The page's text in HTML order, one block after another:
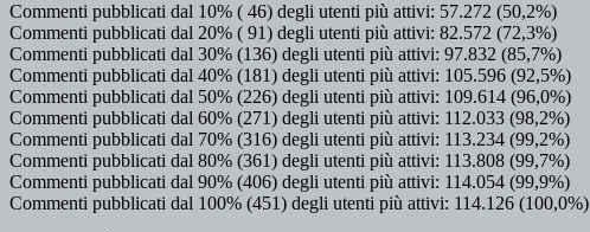
Commenti pubblicati dal 10% ( 46) degli utenti più attivi: 57.272 (50,2%)
Commenti pubblicati dal 20% ( 91) degli utenti più attivi: 82.572 (72,3%)
Commenti pubblicati dal 30% (136) degli utenti più attivi: 97.832 (85,7%)
Commenti pubblicati dal 40% (181) degli utenti più attivi: 105.596 (92,5%)
Commenti pubblicati dal 50% (226) degli utenti più attivi: 109.614 (96,0%)
Commenti pubblicati dal 60% (271) degli utenti più attivi: 112.033 (98,2%)
Commenti pubblicati dal 70% (316) degli utenti più attivi: 113.234 (99,2%)
Commenti pubblicati dal 80% (361) degli utenti più attivi: 113.808 (99,7%)
Commenti pubblicati dal 90% (406) degli utenti più attivi: 114.054 (99,9%)
Commenti pubblicati dal 100% (451) degli utenti più attivi: 114.126 (100,0%)